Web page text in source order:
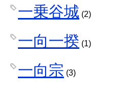
一乗谷城 (2)
一向一揆 (1)
一向宗 (3)